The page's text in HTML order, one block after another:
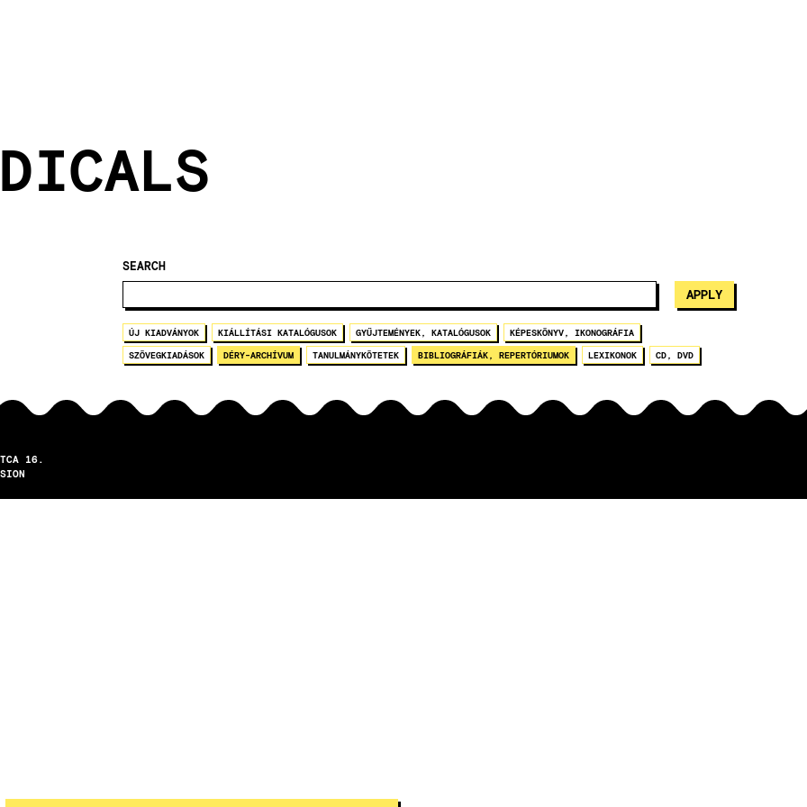
SEARCH
ÚJ KIADVÁNYOK KIÁLLÍTÁSI KATALÓGUSOK GYŰJTEMÉNYEK, KATALÓGUSOK KÉPESKÖNYV, IKONOGRÁFIA
SZÖVEGKIADÁSOK DÉRY-ARCHÍVUM TANULMÁNYKÖTETEK BIBLIOGRÁFIÁK, REPERTÓRIUMOK LEXIKONOK CD, DVD
16.